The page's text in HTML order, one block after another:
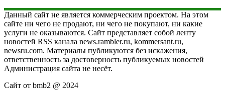
Данный сайт не является коммерческим проектом. На этом
сайте ни чего не продают, ни чего не покупают, ни какие
услуги не оказываются. Сайт представляет собой ленту
новостей RSS канала news.rambler.ru, kommersant.ru,
newsru.com. Материалы публикуются без искажения,
ответственность за достоверность публикуемых новостей
Администрация сайта не несёт.
Сайт от bmb2 @ 2024